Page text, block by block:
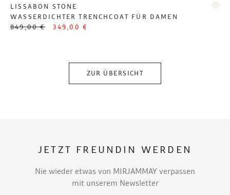
LISSABON STONE
WASSERDICHTER TRENCHCOAT FÜR DAMEN
849,00 €
349,00 €
ZUR ÜBERSICHT
JETZT FREUNDIN WERDEN
Nie wieder etwas von MIRJAMMAY verpassen
mit unserem Newsletter